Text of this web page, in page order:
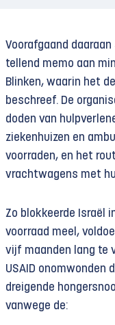
Voorafgaand daaraan
tellend memo aan
Blinken, waarin het
beschreef. De
doden van
ziekenhuizen en
voorraden, en het
vrachtwagens met
Zo blokkeerde Israël
voorraad meel,
vijf maanden lang te
USAID onomwonden
dreigende
vanwege de: